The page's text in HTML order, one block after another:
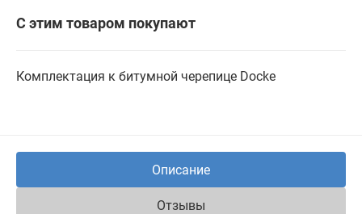
С этим товаром покупают
Комплектация к битумной черепице Docke
Описание
Отзывы